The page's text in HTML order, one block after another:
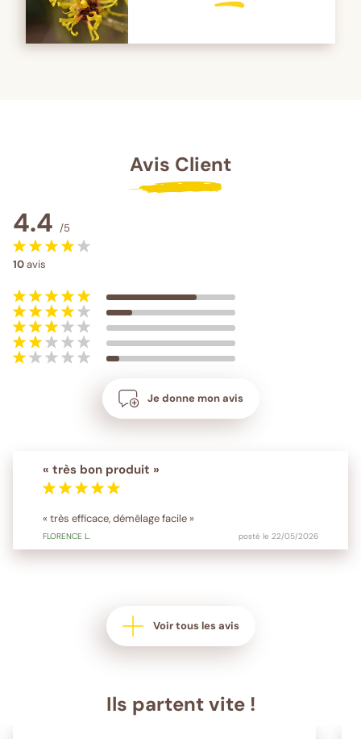
Avis Client
4.4 /5
10avis
Je donne mon avis
« très bon produit »
« très efficace, démêlage facile »
FLORENCE L. posté le 22/05/2026
Voir tous les avis
Ils partent vite !